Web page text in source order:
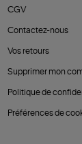
CGV
Contactez-nous
Vos retours
Supprimer mon
Politique de
Préférences de